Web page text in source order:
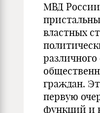
МВД России
властных
различного
граждан.
первую
функций и